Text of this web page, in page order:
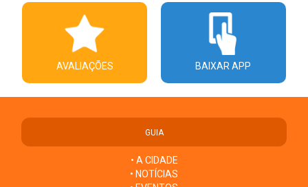
AVALIAÇÕES BAIXAR APP
GUIA
• A CIDADE
• NOTÍCIAS